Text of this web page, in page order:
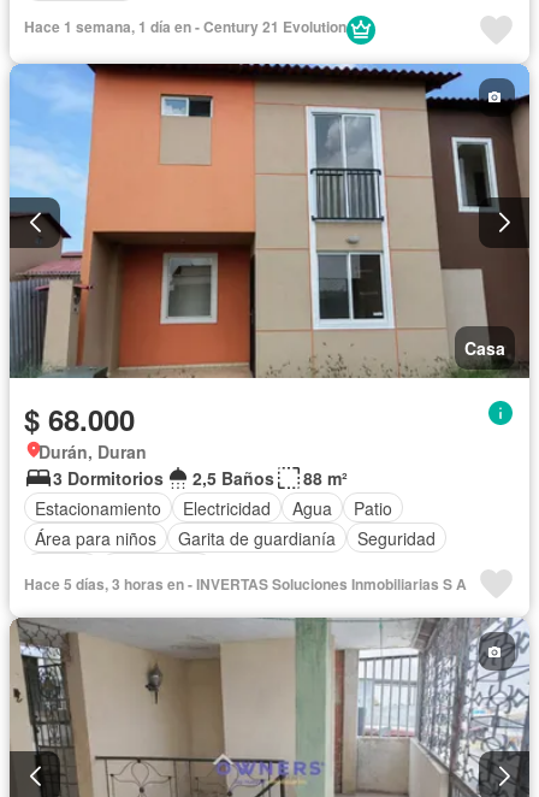
Hace 1 semana, 1 día en - Century 21 Evolution
Casa
$ 68.000
Durán, Duran
3 Dormitorios
2,5 Baños
88 m²
Estacionamiento
Electricidad Agua
Patio
Área para niños
Garita de guardianía
Seguridad
Hace 5 días, 3 horas en - INVERTAS Soluciones Inmobiliarias S A